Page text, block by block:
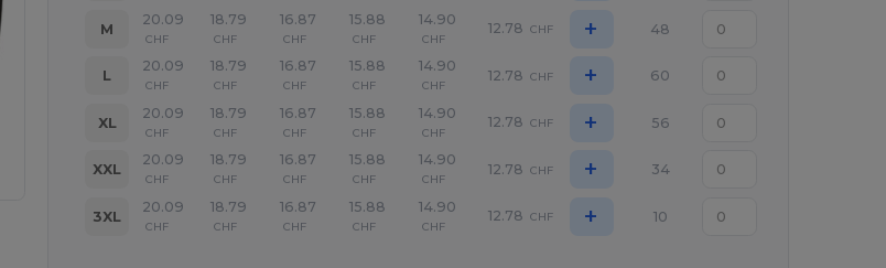
M
20.09
CHF
18.79
CHF
16.87
CHF
15.88
CHF
14.90
CHF
12.78 CHF + 48
L
20.09
CHF
18.79
CHF
16.87
CHF
15.88
CHF
14.90
CHF
12.78 CHF + 60
XL
20.09
CHF
18.79
CHF
16.87
CHF
15.88
CHF
14.90
CHF
12.78 CHF + 56
XXL
20.09
CHF
18.79
CHF
16.87
CHF
15.88
CHF
14.90
CHF
12.78 CHF + 34
3XL
20.09
CHF
18.79
CHF
16.87
CHF
15.88
CHF
14.90
CHF
12.78 CHF + 10